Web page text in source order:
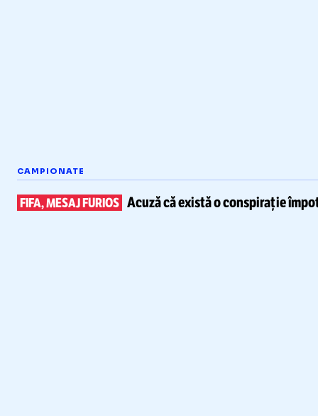
CAMPIONATE
FIFA, MESAJ FURIOS Acuză că existăo conspirație